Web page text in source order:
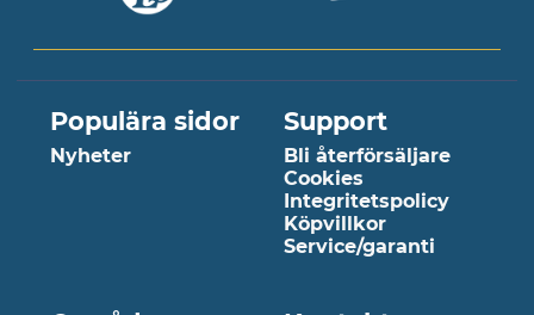
Populära sidor
Nyheter
Support
Bli återförsäljare
Cookies
Integritetspolicy
Köpvillkor
Service/garanti